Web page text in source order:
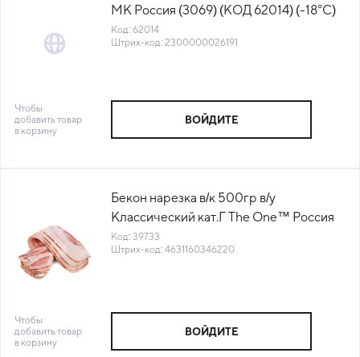
МК Россия (3069) (КОД 62014) (-18°С)
Код: 62014
Штрих-код: 2300000026191
Чтобы
добавить товар
в корзину
ВОЙДИТЕ
Бекон нарезка в/к 500гр в/у
Классический кат.Г The One™ Россия
(ПУ) (КОД 39733) (-18°С)
Код: 39733
Штрих-код: 4631160346220
Чтобы
добавить товар
в корзину
ВОЙДИТЕ